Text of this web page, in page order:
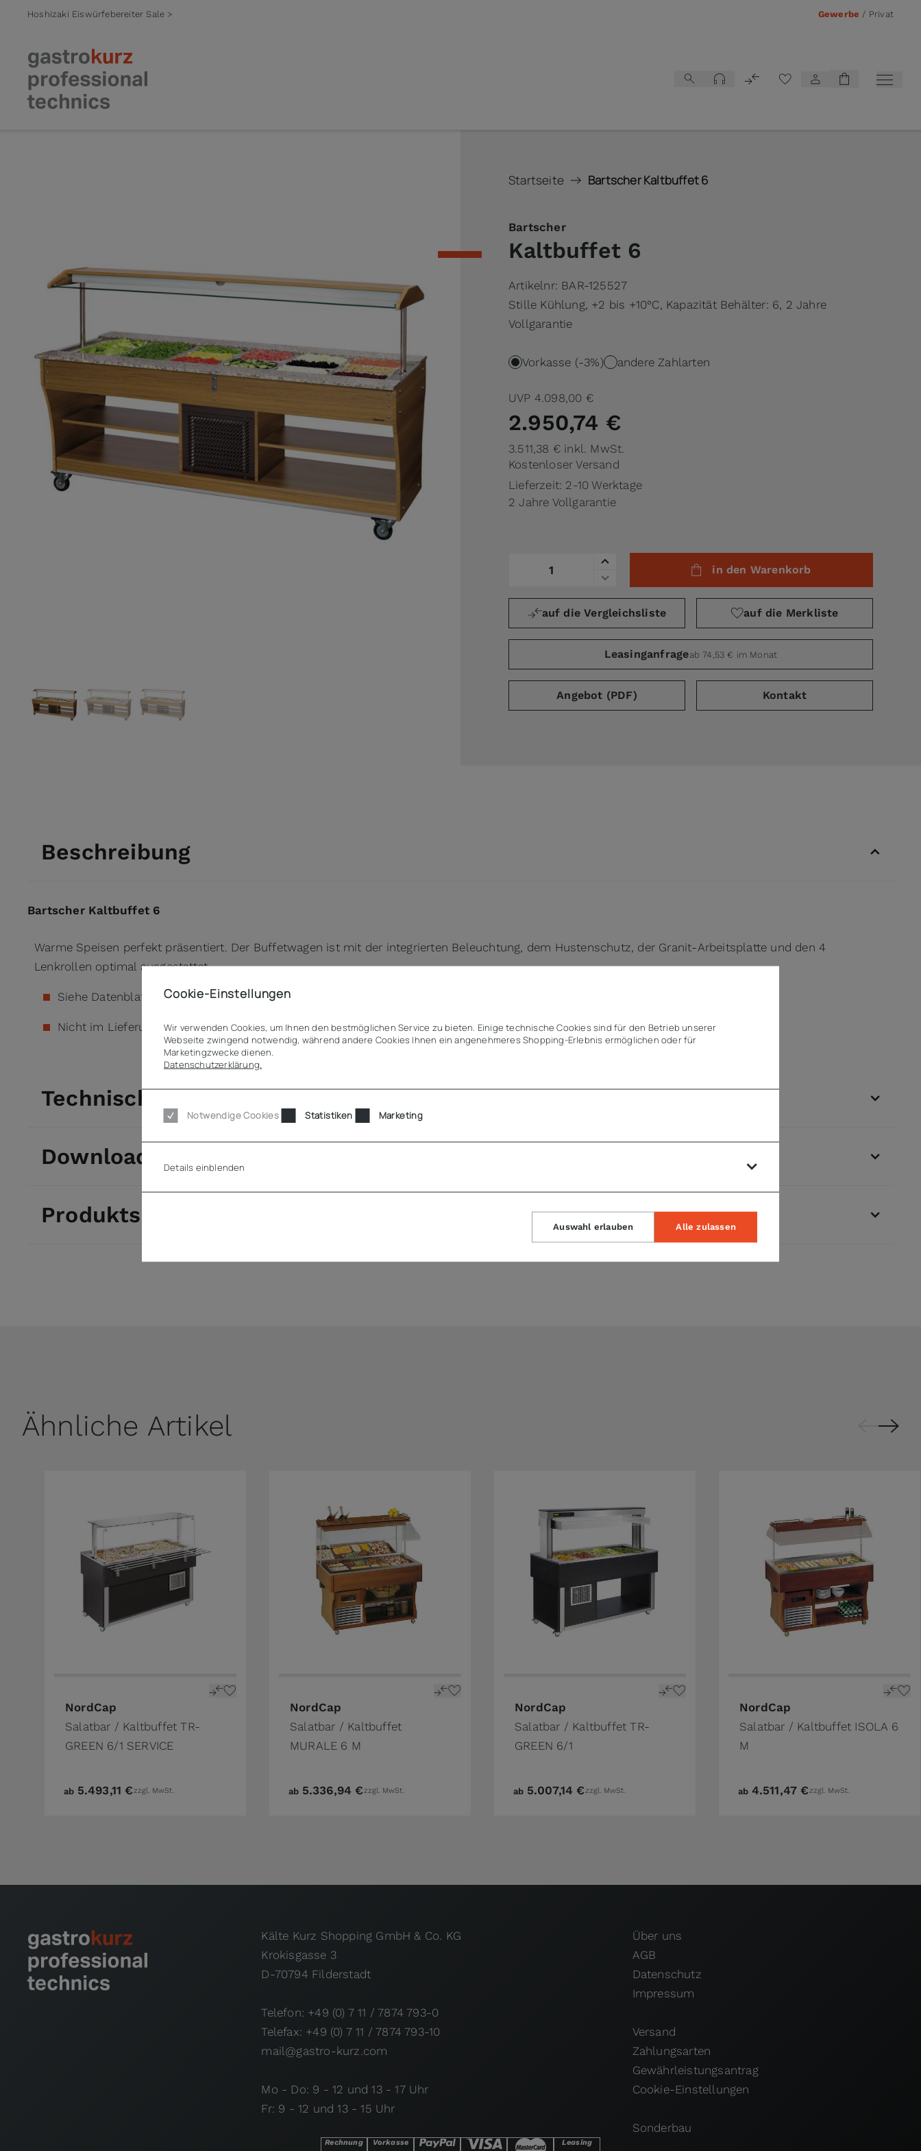
Hoshizaki Eiswürfebereiter Sale > Gewerbe / Privat
View larger imageView larger imageView larger image
Startseite Bartscher Kaltbuffet 6
Bartscher
Kaltbuffet 6
Artikelnr: BAR-125527
Stille Kühlung, +2 bis +10°C, Kapazität Behälter: 6, 2 Jahre
Vollgarantie
Vorkasse (-3%) andere Zahlarten
UVP 4.098,00 €
2.950,74 €
3.511,38 € inkl. MwSt.
Kostenloser Versand
Lieferzeit: 2-10 Werktage
2 Jahre Vollgarantie
in den Warenkorb
auf die Vergleichsliste auf die Merkliste
Angebot (PDF)
Leasinganfrageab 74,53 € im Monat
Kontakt
Beschreibung
Bartscher Kaltbuffet 6
Warme Speisen perfekt präsentiert. Der Buffetwagen ist mit der integrierten Beleuchtung, dem Hustenschutz, der Granit-Arbeitsplatte und den 4
Lenkrollen optimal ausgestattet.
Siehe Datenblatt (Downloads)
Nicht im Lieferumfang enthalten: GN-Behälter, Tablettrutsche
Technische Daten
Downloads
Produktsicherheit (GPSR)
Ähnliche Artikel
NordCap
Salatbar / Kaltbuffet TR-
GREEN 6/1 SERVICE
ab 5.493,11 €zzgl. MwSt.
NordCap
Salatbar / Kaltbuffet
MURALE 6 M
ab 5.336,94 €zzgl. MwSt.
NordCap
Salatbar / Kaltbuffet TR-
GREEN 6/1
ab 5.007,14 €zzgl. MwSt.
NordCap
Salatbar / Kaltbuffet ISOLA 6
M
ab 4.511,47 €zzgl. MwSt.
Kälte Kurz Shopping GmbH & Co. KG
Krokisgasse 3
D-70794 Filderstadt
Telefon: +49 (0) 7 11 / 7874 793-0
Telefax: +49 (0) 7 11 / 7874 793-10
mail@gastro-kurz.com
Mo - Do: 9 - 12 und 13 - 17 Uhr
Fr: 9 - 12 und 13 - 15 Uhr
Über uns
AGB
Datenschutz
Impressum
Versand
Zahlungsarten
Gewährleistungsantrag
Cookie-Einstellungen
Sonderbau
Rechnung Vorkasse Leasing
Cookie-Einstellungen
Wir verwenden Cookies, um Ihnen den bestmöglichen Service zu bieten. Einige technische Cookies sind für den Betrieb unserer
Webseite zwingend notwendig, während andere Cookies Ihnen ein angenehmeres Shopping-Erlebnis ermöglichen oder für
Marketingzwecke dienen.
Datenschutzerklärung.
Notwendige Cookies Statistiken Marketing
Details einblenden
Auswahl erlauben Alle zulassen